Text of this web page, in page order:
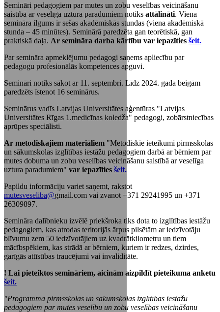
Semināri pedagogiem par mutes un zobu veselības veicināšanu
saistībā ar veselīga uztura paradumiem notiks attālināti. Viena
semināra ilgums ir sešas akadēmiskās stundas (viena akadēmiskā
stunda ‒ 45 minūtes). Seminārā paredzēta gan teorētiskā, gan
praktiskā daļa. Ar semināra darba kārtību var iepazīties šeit.
Par semināra apmeklējumu pedagogi saņems apliecību par
pedagogu profesionālās kompetences apguvi.
Semināri notiks sākot ar 11. septembri. Līdz 2024. gada beigām
paredzēts īstenot 16 seminārus.
Seminārus vadīs Latvijas Universitātes aģentūras "Latvijas
Universitātes Rīgas 1.medicīnas koledža" pedagogi, zobārstniecības
aprūpes speciālisti.
Ar metodiskajiem materiāliem "Metodiskie ieteikumi pirmsskolas
un sākumskolas izglītības iestāžu pedagogiem darbā ar bērniem par
mutes dobuma un zobu veselības veicināšanu saistībā ar veselīga
uztura paradumiem" var iepazīties šeit.
Papildu informāciju variet saņemt, rakstot
mutesveseliba@gmail.com vai zvanot +371 29241995 un +371
26309897.
Semināra dalībnieku izvēlē priekšroka tiks dota to izglītības iestāžu
pedagogiem, kas atrodas teritorijās ārpus pilsētām ar iedzīvotāju
blīvumu zem 50 iedzīvotājiem uz kvadrātkilometru un tiem
mācībspēkiem, kas strādā ar bērniem, kuriem ir redzes, dzirdes,
garīgās attīstības traucējumi vai invaliditāte.
! Lai pieteiktos semināriem, aicinām aizpildīt pieteikuma anketu
šeit.
"Programma pirmsskolas un sākumskolas izglītības iestāžu
pedagogiem par mutes veselību un zobu veselības veicināšanu